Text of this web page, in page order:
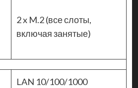
2 x M.2 (все слоты,
включая занятые)
LAN 10/100/1000